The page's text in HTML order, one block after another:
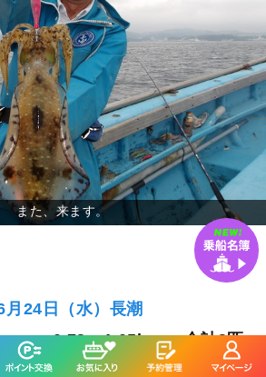
24日（水）長潮
0.73～1.05kg 合計3匹